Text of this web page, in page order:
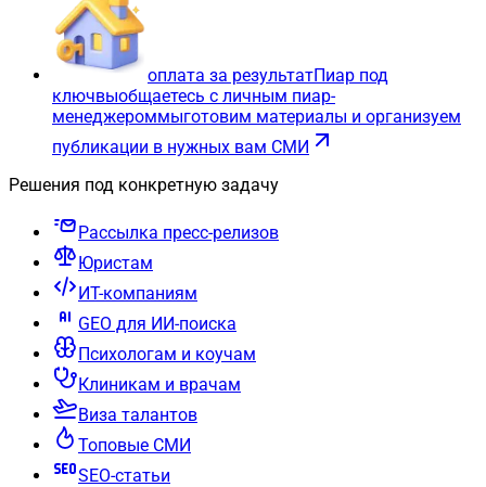
оплата за результатПиар под
ключвыобщаетесь с личным пиар-
менеджероммыготовим материалы и организуем
публикации в нужных вам СМИ
Решения под конкретную задачу
Рассылка пресс-релизов
Юристам
ИТ-компаниям
GEO для ИИ-поиска
Психологам и коучам
Клиникам и врачам
Виза талантов
Топовые СМИ
SEO-статьи